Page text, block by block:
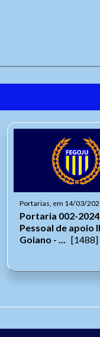
Portarias, em 14/03/
Portaria 002-2024
Pessoal de apoio
Goiano - ... [1488]